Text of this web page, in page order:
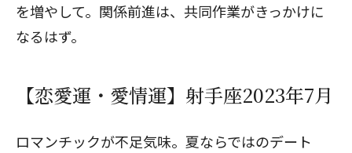
を増やして。関係前進は、共同作業がきっかけに
なるはず。
【恋愛運・愛情運】射手座2023年7月
ロマンチックが不足気味。夏ならではのデート